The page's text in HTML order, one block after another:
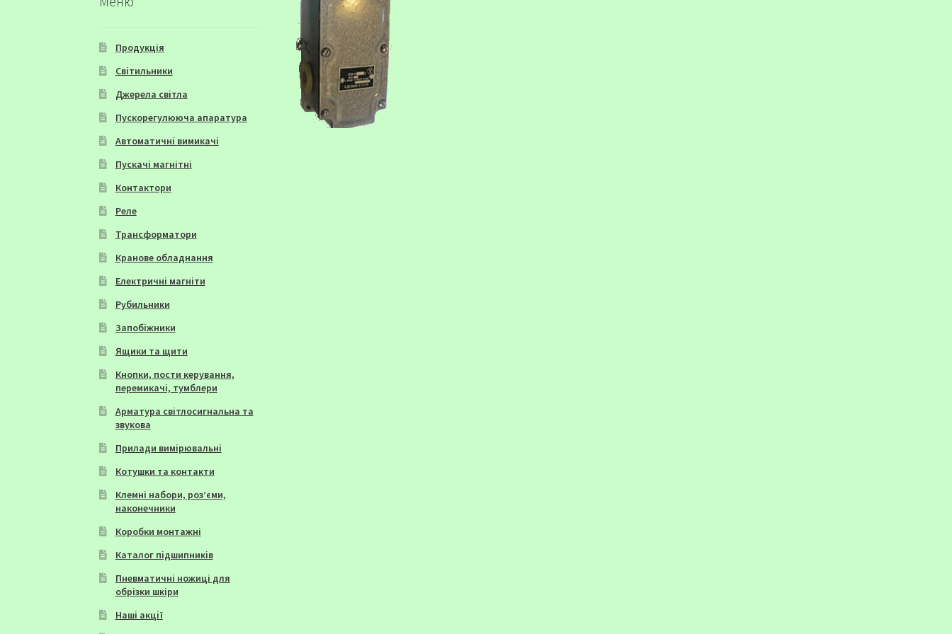
Продукція
Світильники
Джерела світла
Пускорегулююча апаратура
Автоматичні вимикачі
Пускачі магнітні
Контактори
Реле
Трансформатори
Кранове обладнання
Електричні магніти
Рубильники
Запобіжники
Ящики та щити
Кнопки, пости керування,
перемикачі, тумблери
Арматура світлосигнальна та
звукова
Прилади вимірювальні
Котушки та контакти
Клемні набори, роз’єми,
наконечники
Коробки монтажні
Каталог підшипників
Пневматичні ножиці для
обрізки шкіри
Наші акції